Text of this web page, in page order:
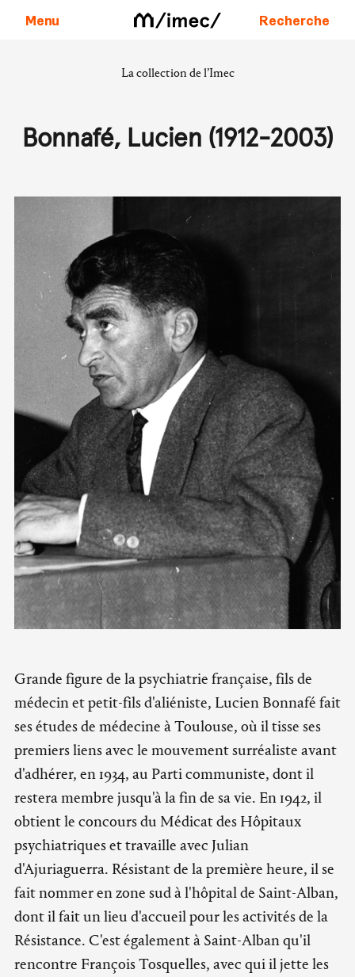
Menu Recherche
La collection de l’Imec
Bonnafé, Lucien (1912-2003)
Grande figure de la psychiatrie française, fils de
médecin et petit-fils d'aliéniste, Lucien Bonnafé fait
ses études de médecine à Toulouse, où il tisse ses
premiers liens avec le mouvement surréaliste avant
d'adhérer, en 1934, au Parti communiste, dont il
restera membre jusqu'à la fin de sa vie. En 1942, il
obtient le concours du Médicat des Hôpitaux
psychiatriques et travaille avec Julian
d'Ajuriaguerra. Résistant de la première heure, il se
fait nommer en zone sud à l'hôpital de Saint-Alban,
dont il fait un lieu d'accueil pour les activités de la
Résistance. C'est également à Saint-Alban qu'il
rencontre François Tosquelles, avec qui il jette les